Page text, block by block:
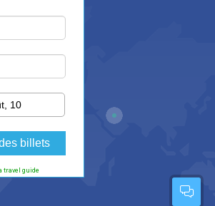
10
billets
travel guide